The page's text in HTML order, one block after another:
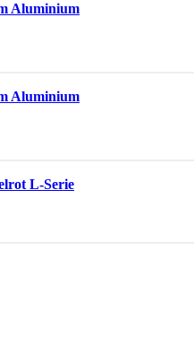
Aluminium
Aluminium
L-Serie